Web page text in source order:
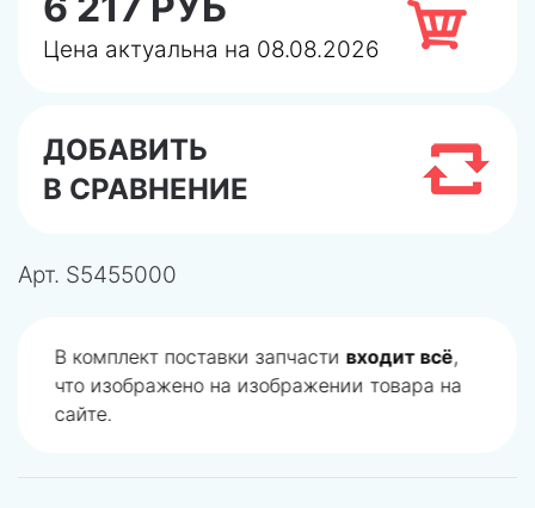
Цена актуальна на 08.08.2026
ДОБАВИТЬ
В СРАВНЕНИЕ
Арт. S5455000
В комплект поставки запчасти входит всё,
что изображено на изображении товара на
сайте.